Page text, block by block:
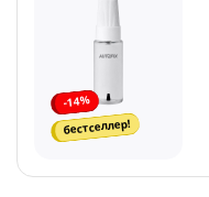
-14%
бестселлер!